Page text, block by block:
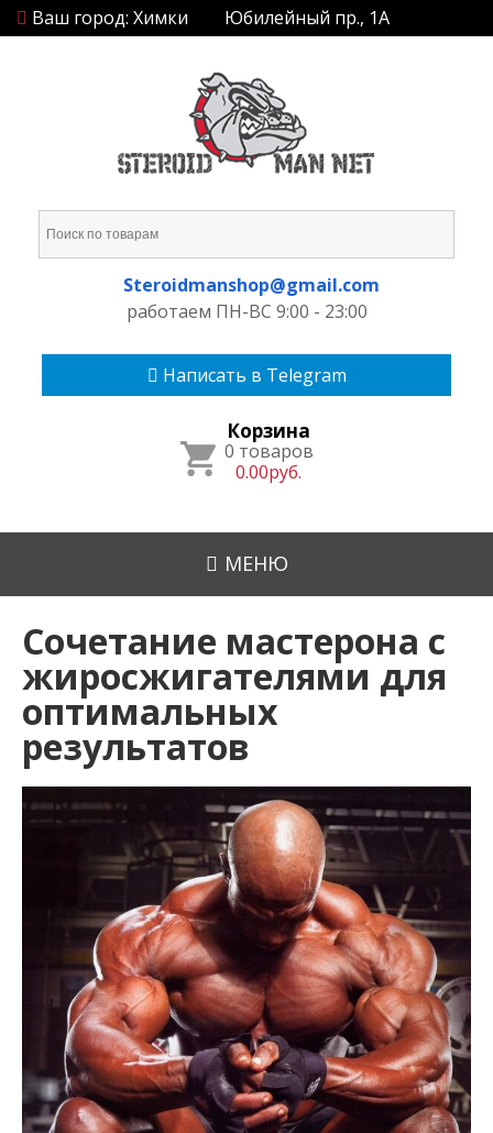
Ваш город: Химки Юбилейный пр., 1А
Steroidmanshop@gmail.com
работаем ПН-ВС 9:00 - 23:00
Написать в Telegram
Корзина
0 товаров
0.00руб.
МЕНЮ
Сочетание мастерона с
жиросжигателями для
оптимальных
результатов